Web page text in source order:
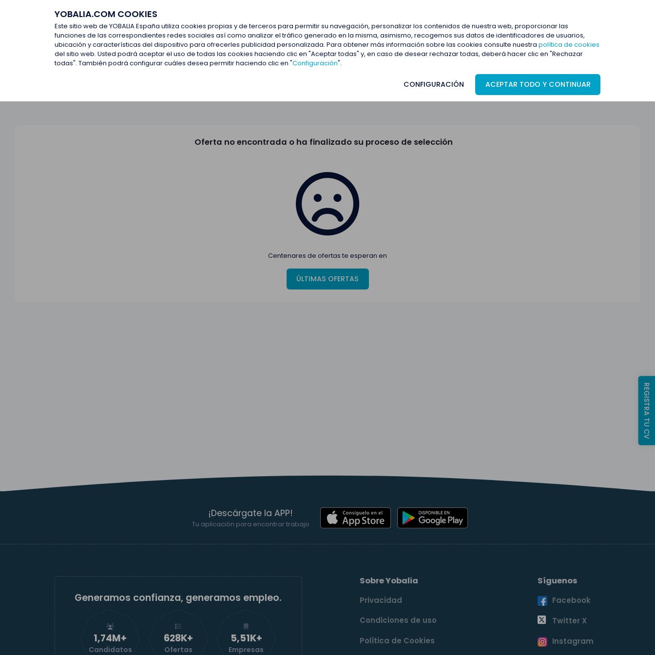
YOBALIA.COM COOKIES
Este sitio web de YOBALIA España utiliza cookies propias y de terceros para permitir su navegación, personalizar los contenidos de nuestra web, proporcionar las
funciones de las correspondientes redes sociales así como analizar el tráfico generado en la misma, asimismo, recogemos sus datos de identificadores de usuarios,
ubicación y características del dispositivo para ofrecerles publicidad personalizada. Para obtener más información sobre las cookies consulte nuestra política de cookies
del sitio web. Usted podrá aceptar el uso de todas las cookies haciendo clic en "Aceptar todas" y, en caso de desear rechazar todas, deberá hacer clic en "Rechazar
todas". También podrá configurar cuáles desea permitir haciendo clic en "Configuración".
CONFIGURACIÓN ACEPTAR TODO Y CONTINUAR
Últimas ofertas
Últimas ofertas
Oferta no encontrada o ha finalizado su proceso de selección
Centenares de ofertas te esperan en
ÚLTIMAS OFERTAS
¡Descárgate la APP!
Tu aplicación para encontrar trabajo
Generamos confianza, generamos empleo.
1,74M+
Candidatos
629K+
Ofertas
5,52K+
Empresas
Sobre Yobalia
Privacidad
Condiciones de uso
Política de Cookies
Síguenos
Facebook
Twitter X
Instagram
REGISTRA TU CV